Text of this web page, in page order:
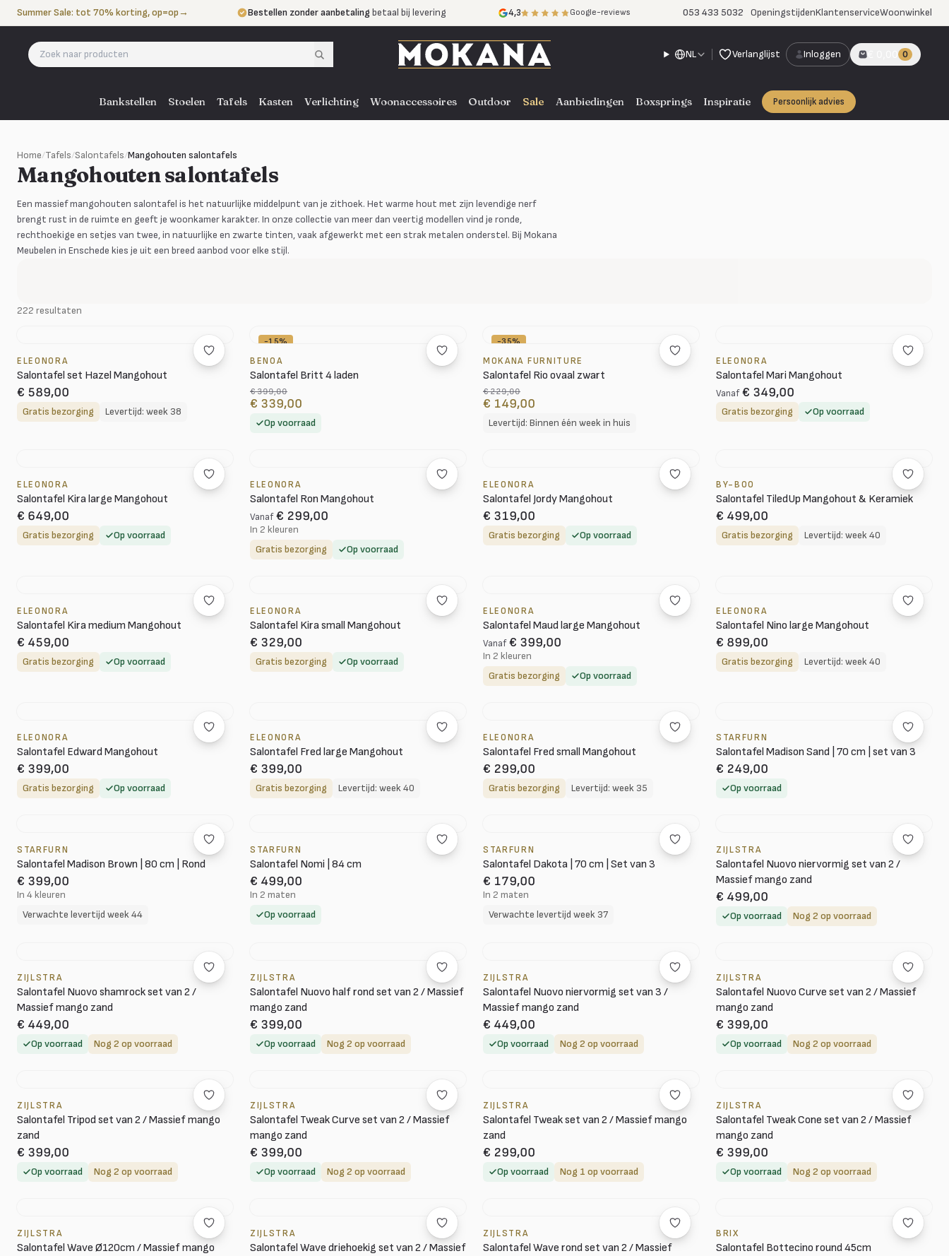
Naar de inhoud
Summer Sale: tot 70% korting, op=op→ Bestellen zonder aanbetaling betaal bij levering
Eigen bezorgdienst door heel NL, BE en DE
4,3 Google-reviews 053 433 5032 OpeningstijdenKlantenserviceWoonwinkel
NL Verlanglijst Inloggen € 0,00 0
Bankstellen Stoelen Tafels Kasten Verlichting Woonaccessoires Outdoor Sale Aanbiedingen Boxsprings Inspiratie Persoonlijk advies
Home/Tafels/Salontafels/Mangohouten salontafels
Mangohouten salontafels
Een massief mangohouten salontafel is het natuurlijke middelpunt van je zithoek. Het warme hout met zijn levendige nerf
brengt rust in de ruimte en geeft je woonkamer karakter. In onze collectie van meer dan veertig modellen vind je ronde,
rechthoekige en setjes van twee, in natuurlijke en zwarte tinten, vaak afgewerkt met een strak metalen onderstel. Bij Mokana
Meubelen in Enschede kies je uit een breed aanbod voor elke stijl.
222 resultaten
ELEONORA
Salontafel set Hazel Mangohout
€ 589,00
Gratis bezorging Levertijd: week 38
-15%
BENOA
Salontafel Britt 4 laden
€ 399,00
€ 339,00
Op voorraad
-35%
MOKANA FURNITURE
Salontafel Rio ovaal zwart
€ 229,00
€ 149,00
Levertijd: Binnen één week in huis
ELEONORA
Salontafel Mari Mangohout
Vanaf € 349,00
Gratis bezorging Op voorraad
ELEONORA
Salontafel Kira large Mangohout
€ 649,00
Gratis bezorging Op voorraad
ELEONORA
Salontafel Ron Mangohout
Vanaf € 299,00
In 2 kleuren
Gratis bezorging
Op voorraad
ELEONORA
Salontafel Jordy Mangohout
€ 319,00
Gratis bezorging Op voorraad
BY-BOO
Salontafel TiledUp Mangohout & Keramiek
€ 499,00
Gratis bezorging Levertijd: week 40
ELEONORA
Salontafel Kira medium Mangohout
€ 459,00
Gratis bezorging Op voorraad
ELEONORA
Salontafel Kira small Mangohout
€ 329,00
Gratis bezorging Op voorraad
ELEONORA
Salontafel Maud large Mangohout
Vanaf € 399,00
In 2 kleuren
Gratis bezorging
Op voorraad
ELEONORA
Salontafel Nino large Mangohout
€ 899,00
Gratis bezorging Levertijd: week 40
ELEONORA
Salontafel Edward Mangohout
€ 399,00
Gratis bezorging Op voorraad
ELEONORA
Salontafel Fred large Mangohout
€ 399,00
Gratis bezorging Levertijd: week 40
ELEONORA
Salontafel Fred small Mangohout
€ 299,00
Gratis bezorging Levertijd: week 35
STARFURN
Salontafel Madison Sand | 70 cm | set van 3
€ 249,00
Op voorraad
STARFURN
Salontafel Madison Brown | 80 cm | Rond
€ 399,00
In 4 kleuren
Verwachte levertijd week 44
STARFURN
Salontafel Nomi | 84 cm
€ 499,00
In 2 maten
Op voorraad
STARFURN
Salontafel Dakota | 70 cm | Set van 3
€ 179,00
In 2 maten
Verwachte levertijd week 37
ZIJLSTRA
Salontafel Nuovo niervormig set van 2 /
Massief mango zand
€ 499,00
Op voorraad Nog 2 op voorraad
ZIJLSTRA
Salontafel Nuovo shamrock set van 2 /
Massief mango zand
€ 449,00
Op voorraad Nog 2 op voorraad
ZIJLSTRA
Salontafel Nuovo half rond set van 2 / Massief
mango zand
€ 399,00
Op voorraad Nog 2 op voorraad
ZIJLSTRA
Salontafel Nuovo niervormig set van 3 /
Massief mango zand
€ 449,00
Op voorraad Nog 2 op voorraad
ZIJLSTRA
Salontafel Nuovo Curve set van 2 / Massief
mango zand
€ 399,00
Op voorraad Nog 2 op voorraad
ZIJLSTRA
Salontafel Tripod set van 2 / Massief mango
zand
€ 399,00
Op voorraad Nog 2 op voorraad
ZIJLSTRA
Salontafel Tweak Curve set van 2 / Massief
mango zand
€ 399,00
Op voorraad Nog 2 op voorraad
ZIJLSTRA
Salontafel Tweak set van 2 / Massief mango
zand
€ 299,00
Op voorraad Nog 1 op voorraad
ZIJLSTRA
Salontafel Tweak Cone set van 2 / Massief
mango zand
€ 399,00
Op voorraad Nog 2 op voorraad
ZIJLSTRA
Salontafel Wave Ø120cm / Massief mango
ZIJLSTRA
Salontafel Wave driehoekig set van 2 / Massief
ZIJLSTRA
Salontafel Wave rond set van 2 / Massief
BRIX
Salontafel Bottecino round 45cm